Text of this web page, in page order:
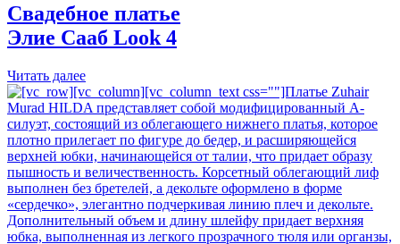
Свадебное платье
Элие Сааб Look 4
Читать далее